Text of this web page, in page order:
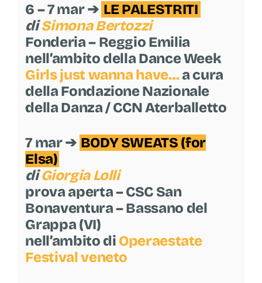
6 – 7 mar ➔ LE PALESTRITI
diSimona Bertozzi
Fonderia – Reggio Emilia
nell’ambito della Dance Week
Girls just wanna have…a cura
della Fondazione Nazionale
della Danza / CCN Aterballetto
7 mar ➔ BODY SWEATS (for
Elsa)
diGiorgia Lolli
prova aperta – CSC San
Bonaventura – Bassano del
Grappa (VI)
nell’ambito di Operaestate
Festival veneto